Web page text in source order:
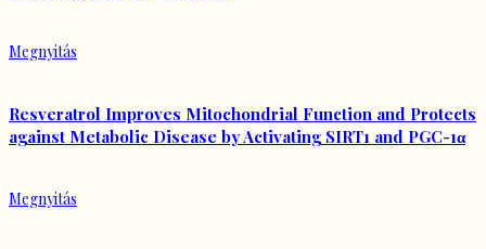
Megnyitás
Resveratrol Improves Mitochondrial Function and Protects
against Metabolic Disease by Activating SIRT1 and PGC-1α
Megnyitás